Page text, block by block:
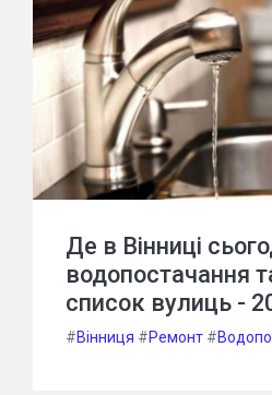
Де в Вінниці
водопостачання
список вулиць -
#Вінниця #Ремонт #